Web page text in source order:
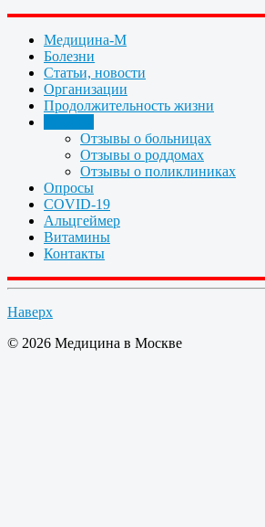
Медицина-М
Болезни
Статьи, новости
Организации
Продолжительность жизни
Отзывы о больницах
Отзывы о роддомах
Отзывы о поликлиниках
Опросы
COVID-19
Альцгеймер
Витамины
Контакты
Наверх
© 2026 Медицина в Москве